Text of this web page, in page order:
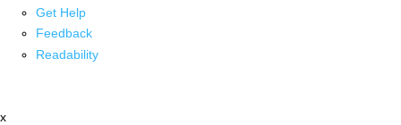
Get Help
Feedback
Readability
x